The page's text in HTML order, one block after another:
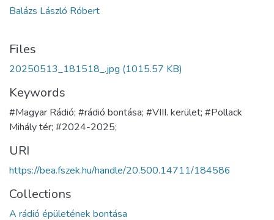
Balázs László Róbert
Files
20250513_181518_.jpg (1015.57 KB)
Keywords
#Magyar Rádió; #rádió bontása; #VIII. kerület; #Pollack
Mihály tér; #2024-2025;
URI
https://bea.fszek.hu/handle/20.500.14711/184586
Collections
A rádió épületének bontása